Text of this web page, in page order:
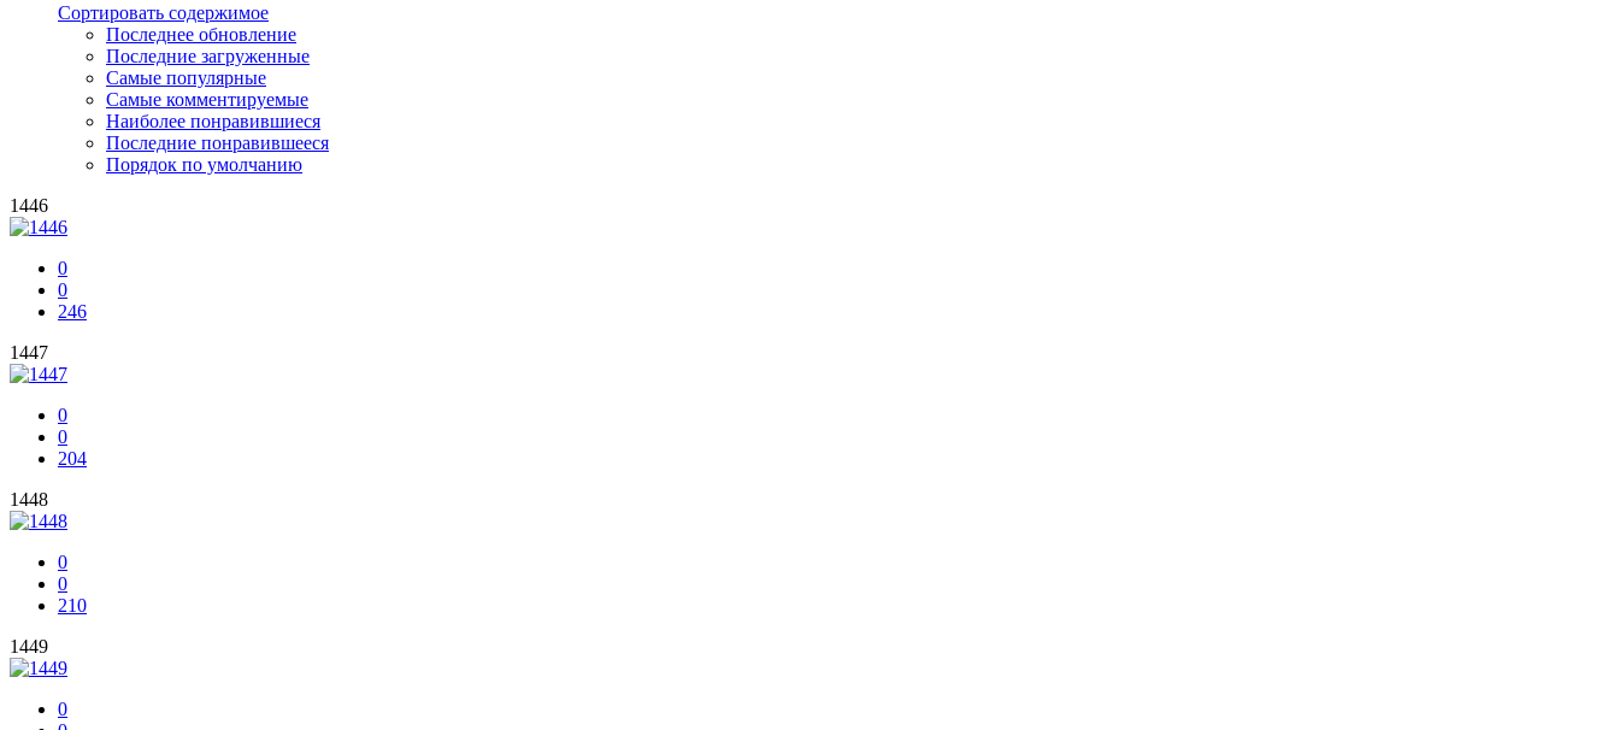
Сортировать содержимое
Последнее обновление
Последние загруженные
Самые популярные
Самые комментируемые
Наиболее понравившиеся
Последние понравившееся
Порядок по умолчанию
1446
0
0
246
1447
0
0
204
1448
0
0
210
1449
0